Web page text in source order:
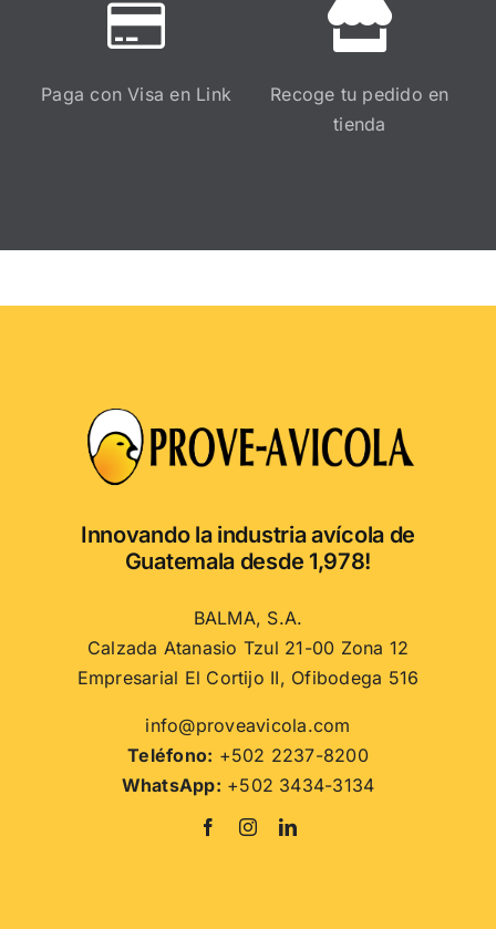
Paga con Visa en Link
Recoge tu pedido en
tienda
Innovando la industria avícola de
Guatemala desde 1,978!
BALMA, S.A.
Calzada Atanasio Tzul 21-00 Zona 12
Empresarial El Cortijo II, Ofibodega 516
info@proveavicola.com
Teléfono: +502 2237-8200
WhatsApp: +502 3434-3134